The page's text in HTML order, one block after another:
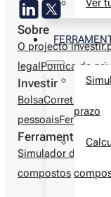
Ver
prazo
Sobre
O projecto
legalPolítica de
Investir
BolsaCorretoras
pessoaisFerramentas
Ferramentas
Simulador de
compostos